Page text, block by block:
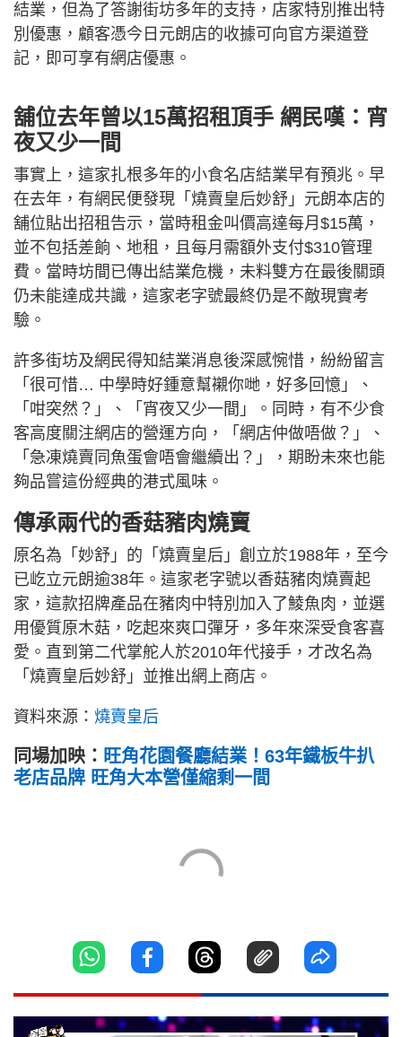
結業，但為了答謝街坊多年的支持，店家特別推出特
別優惠，顧客憑今日元朗店的收據可向官方渠道登
記，即可享有網店優惠。
舖位去年曾以15萬招租頂手 網民嘆：宵
夜又少一間
事實上，這家扎根多年的小食名店結業早有預兆。早
在去年，有網民便發現「燒賣皇后妙舒」元朗本店的
舖位貼出招租告示，當時租金叫價高達每月$15萬，
並不包括差餉、地租，且每月需額外支付$310管理
費。當時坊間已傳出結業危機，未料雙方在最後關頭
仍未能達成共識，這家老字號最終仍是不敵現實考
驗。
許多街坊及網民得知結業消息後深感惋惜，紛紛留言
「很可惜… 中學時好鍾意幫襯你哋，好多回憶」、
「咁突然？」、「宵夜又少一間」。同時，有不少食
客高度關注網店的營運方向，「網店仲做唔做？」、
「急凍燒賣同魚蛋會唔會繼續出？」，期盼未來也能
夠品嘗這份經典的港式風味。
傳承兩代的香菇豬肉燒賣
原名為「妙舒」的「燒賣皇后」創立於1988年，至今
已屹立元朗逾38年。這家老字號以香菇豬肉燒賣起
家，這款招牌產品在豬肉中特別加入了鯪魚肉，並選
用優質原木菇，吃起來爽口彈牙，多年來深受食客喜
愛。直到第二代掌舵人於2010年代接手，才改名為
「燒賣皇后妙舒」並推出網上商店。
資料來源： 燒賣皇后
同場加映： 旺角花園餐廳結業！63年鐵板牛扒
老店品牌 旺角大本營僅縮剩一間